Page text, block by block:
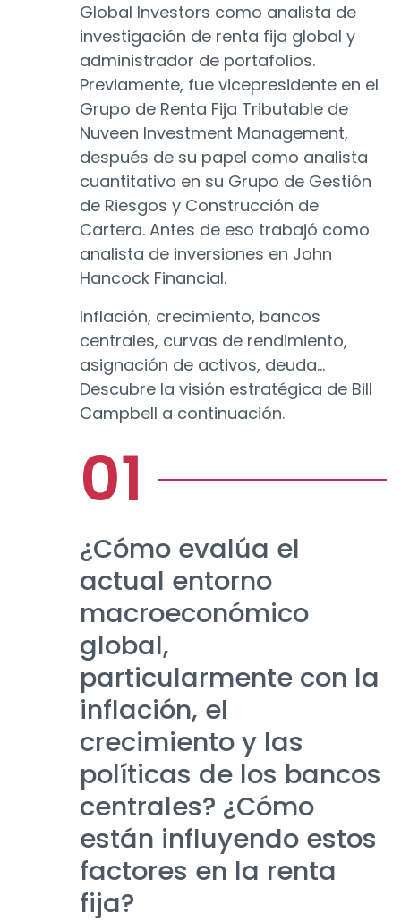
Global Investors como analista de
investigación de renta fija global y
administrador de portafolios.
Previamente, fue vicepresidente en el
Grupo de Renta Fija Tributable de
Nuveen Investment Management,
después de su papel como analista
cuantitativo en su Grupo de Gestión
de Riesgos y Construcción de
Cartera. Antes de eso trabajó como
analista de inversiones en John
Hancock Financial.
Inflación, crecimiento, bancos
centrales, curvas de rendimiento,
asignación de activos, deuda...
Descubre la visión estratégica de Bill
Campbell a continuación.
¿Cómo evalúa el
actual entorno
macroeconómico
global,
particularmente con la
inflación, el
crecimiento y las
políticas de los bancos
centrales? ¿Cómo
están influyendo estos
factores en la renta
fija?